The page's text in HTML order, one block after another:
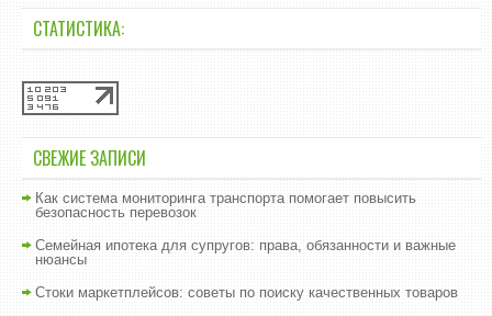
СТАТИСТИКА:
СВЕЖИЕ ЗАПИСИ
Как система мониторинга транспорта помогает повысить
безопасность перевозок
Семейная ипотека для супругов: права, обязанности и важные
нюансы
Стоки маркетплейсов: советы по поиску качественных товаров